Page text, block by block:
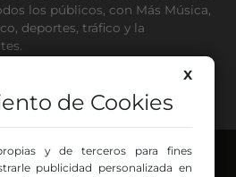
los públicos, con Más Música,
deportes, tráfico y la
VOCES
X
de Cookies
y de terceros para fines
publicidad personalizada en